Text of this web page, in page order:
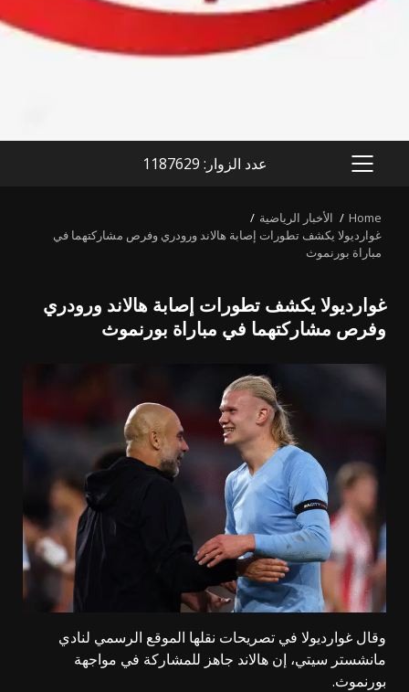
PRIMARY
عدد الزوار: 1187629
Home
الأخبار الرياضية
غوارديولا يكشف تطورات إصابة هالاند ورودري وفرص مشاركتهما في
مباراة بورنموث
غوارديولا يكشف تطورات إصابة هالاند ورودري
وفرص مشاركتهما في مباراة بورنموث
وقال غوارديولا في تصريحات نقلها الموقع الرسمي لنادي
مانشستر سيتي، إن هالاند جاهز للمشاركة في مواجهة
بورنموث.